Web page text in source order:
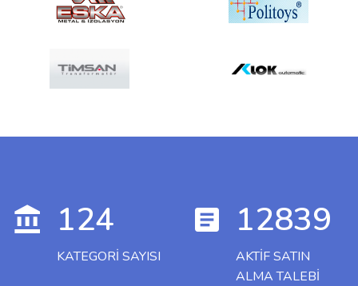
124
KATEGORI SAYISI
12839
AKTIF SATIN
ALMA TALEBI